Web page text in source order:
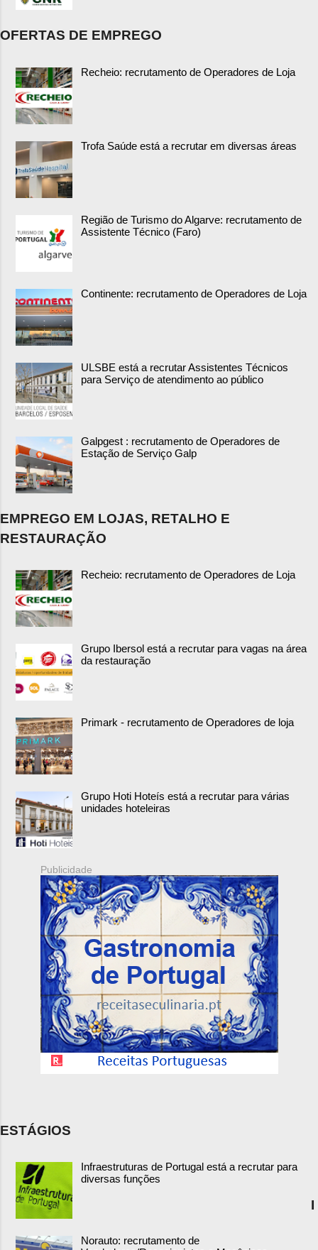
OFERTAS DE EMPREGO
Recheio: recrutamento de Operadores de Loja
Trofa Saúde está a recrutar em diversas áreas
Região de Turismo do Algarve: recrutamento de
Assistente Técnico (Faro)
Continente: recrutamento de Operadores de Loja
ULSBE está a recrutar Assistentes Técnicos
para Serviço de atendimento ao público
Galpgest : recrutamento de Operadores de
Estação de Serviço Galp
EMPREGO EM LOJAS, RETALHO E
RESTAURAÇÃO
Recheio: recrutamento de Operadores de Loja
Grupo Ibersol está a recrutar para vagas na área
da restauração
Primark - recrutamento de Operadores de loja
Grupo Hoti Hoteís está a recrutar para várias
unidades hoteleiras
Publicidade
ESTÁGIOS
Infraestruturas de Portugal está a recrutar para
diversas funções
Norauto: recrutamento de
I